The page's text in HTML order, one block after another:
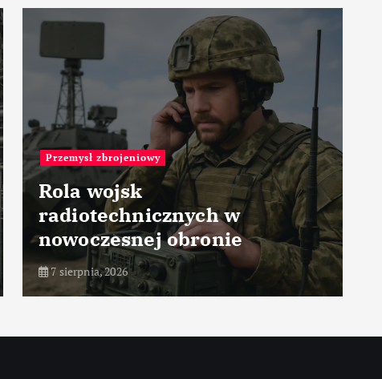
Przemysł zbrojeniowy
Rola wojsk
radiotechnicznych w
nowoczesnej obronie
7 sierpnia, 2026